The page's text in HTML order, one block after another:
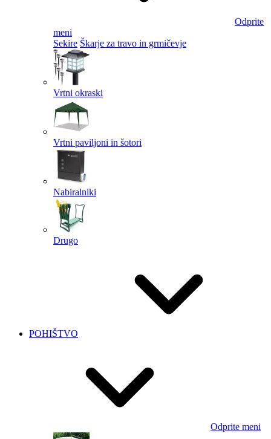
Odprite
meni
Sekire Škarje za travo in grmičevje
Vrtni okraski
Vrtni paviljoni in šotori
Nabiralniki
Drugo
POHIŠTVO
Odprite meni